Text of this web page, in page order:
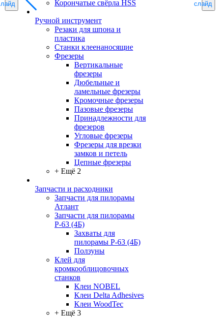
Корончатые свёрла HSS
Ручной инструмент
Резаки для шпона и
пластика
Станки клеенаносящие
Фрезеры
Вертикальные
фрезеры
Дюбельные и
ламельные фрезеры
Кромочные фрезеры
Пазовые фрезеры
Принадлежности для
фрезеров
Угловые фрезеры
Фрезеры для врезки
замков и петель
Цепные фрезеры
+ Ещё 2
Запчасти и расходники
Запчасти для пилорамы
Атлант
Запчасти для пилорамы
Р-63 (4Б)
Захваты для
пилорамы Р-63 (4Б)
Ползуны
Клей для
кромкооблицовочных
станков
Клеи NOBEL
Клеи Delta Adhesives
Клеи WoodTec
+ Ещё 3
слайд